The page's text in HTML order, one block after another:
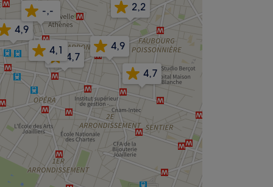
4,7
4,9
4,7
4,1 4,9
-,- 2,2